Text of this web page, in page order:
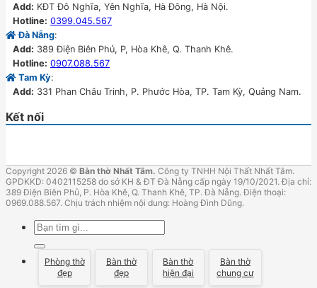
Add: KĐT Đô Nghĩa, Yên Nghĩa, Hà Đông, Hà Nội.
Hotline: 0399.045.567
Đà Nẵng:
Add: 389 Điện Biên Phủ, P, Hòa Khê, Q. Thanh Khê.
Hotline: 0907.088.567
Tam Kỳ:
Add: 331 Phan Châu Trinh, P. Phước Hòa, TP. Tam Kỳ, Quảng Nam.
Add:370 Nguyễn Thái học, P. Ngô Mây, TP. Quy Nhơn.
Add:31 An Dương Vương, P. An Cựu, Tp.
Quảng Ngãi:
Add:679 Quang Trung, P. Nghĩa chánh, TP. Quảng Ngãi.
Tp. Thái Nguyên:
Add: 113 Hoàng Ngân, P. Phan Đình Phùng
Kết nối
Copyright 2026 © Bàn thờ Nhất Tâm. Công ty TNHH Nội Thất Nhất Tâm.
GPDKKD: 0402115258 do sở KH & ĐT Đà Nẵng cấp ngày 19/10/2021. Địa chỉ:
389 Điện Biên Phủ, P. Hòa Khê, Q. Thanh Khê, TP. Đà Nẵng. Điện thoại:
0969.088.567. Chịu trách nhiệm nội dung: Hoàng Đình Dũng.
Search
for:
Phòng thờ
đẹp
Bàn thờ
đẹp
Bàn thờ
hiện đại
Bàn thờ
chung cư